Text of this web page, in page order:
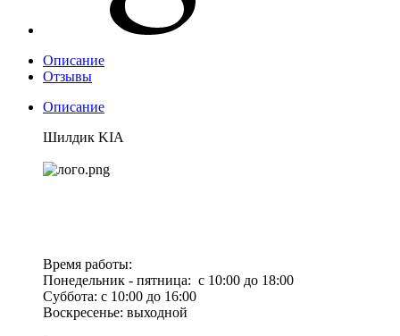
Описание
Отзывы
Описание
Шилдик KIA
Время работы:
Понедельник - пятница: с 10:00 до 18:00
Суббота: с 10:00 до 16:00
Воскресенье: выходной